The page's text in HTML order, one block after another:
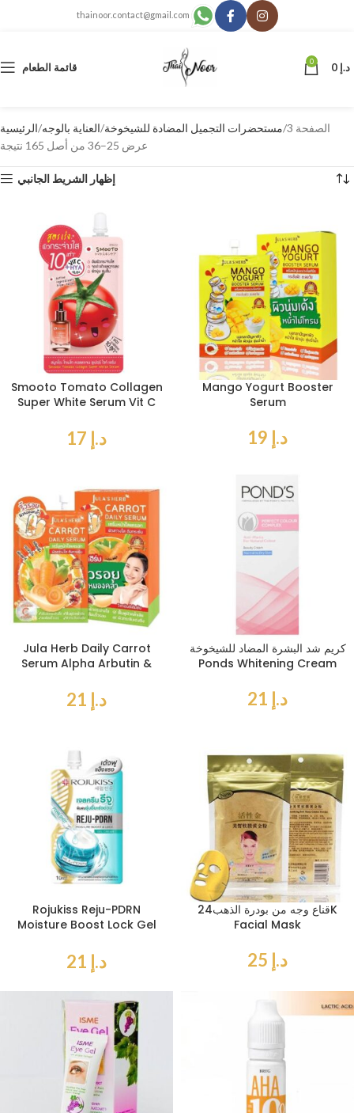
thainoor.contact@gmail.com
قائمة الطعام 0 د.إ
الرئيسية العناية بالوجه مستحضرات التجميل المضادة للشيخوخة
الصفحة 3
عرض 25–36 من أصل 165 نتيجة
إظهار الشريط الجانبي
Smooto Tomato Collagen
Super White Serum Vit C
د.إ
Mango Yogurt Booster
Serum
د.إ
Jula Herb Daily Carrot
Serum Alpha Arbutin &
د.إ
كريم شد البشرة المضاد للشيخوخة
Ponds Whitening Cream
د.إ
Rojukiss Reju-PDRN
Moisture Boost Lock Gel
د.إ
قناع وجه من بودرة الذهب24K
Facial Mask
د.إ